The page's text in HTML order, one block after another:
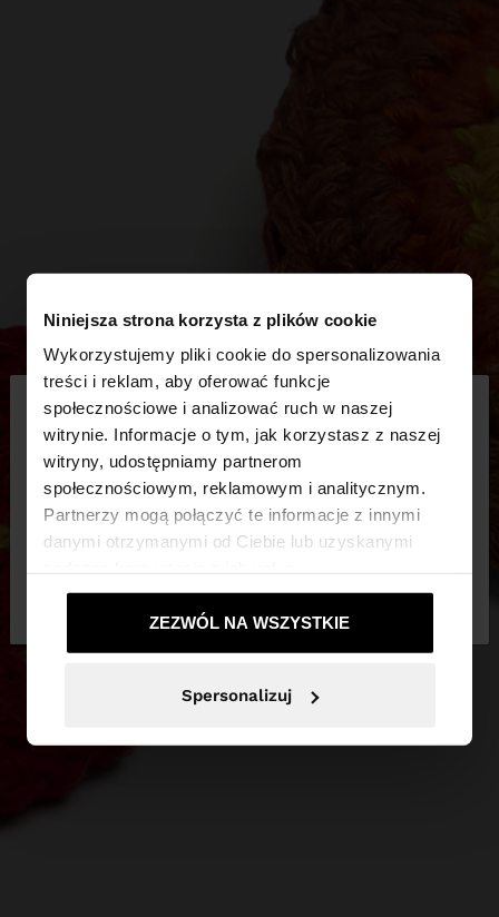
Niniejsza strona korzysta z plików cookie
Wykorzystujemy pliki cookie do spersonalizowania
treści i reklam, aby oferować funkcje
społecznościowe i analizować ruch w naszej
witrynie. Informacje o tym, jak korzystasz z naszej
witryny, udostępniamy partnerom
społecznościowym, reklamowym i analitycznym.
Partnerzy mogą połączyć te informacje z innymi
danymi otrzymanymi od Ciebie lub uzyskanymi
ZEZWÓL NA WSZYSTKIE
Spersonalizuj
witaj
Odwiedzasz stronę z Polska. Czy chcesz
przeglądać naszą stronę United States?